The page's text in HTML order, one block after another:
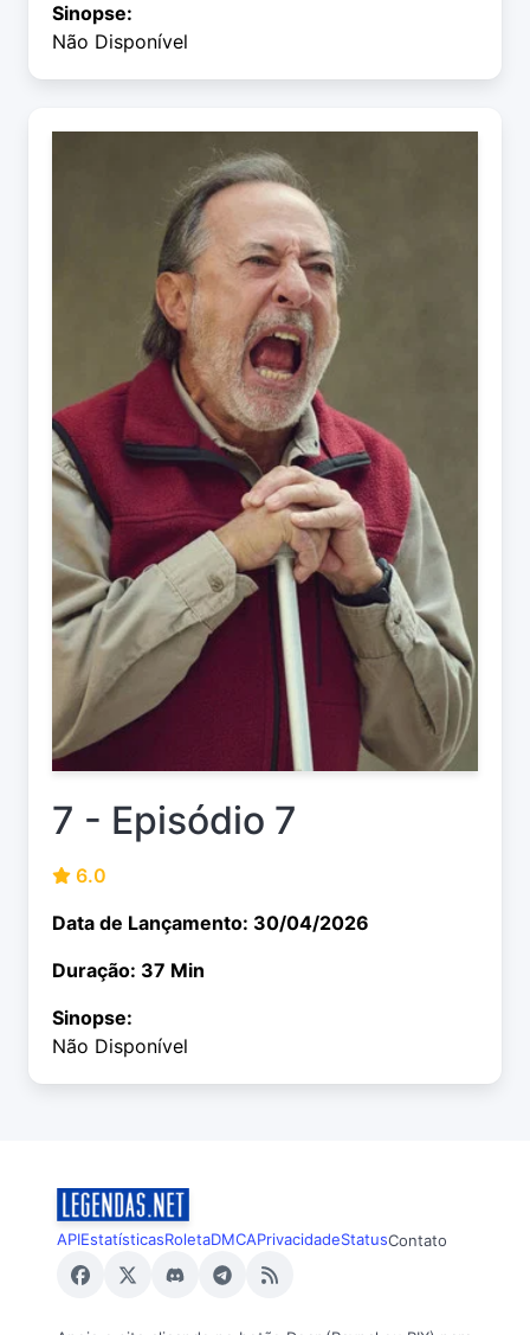
Sinopse:
Não Disponível
7 - Episódio 7
6.0
Data de Lançamento: 30/04/2026
Duração: 37 Min
Sinopse:
Não Disponível
APIEstatísticasRoletaDMCAPrivacidadeStatusContato